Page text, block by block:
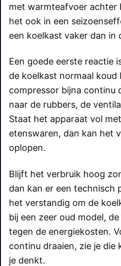
met warmteafvoer achter
het ook in een
een koelkast vaker dan in
Een goede eerste reactie
de koelkast normaal
compressor bijna continu
naar de rubbers, de
Staat het apparaat vol
etenswaren, dan kan het
oplopen.
Blijft het verbruik hoog
dan kan er een technisch
het verstandig om de
bij een zeer oud model,
tegen de energiekosten.
continu draaien, zie je die
je denkt.